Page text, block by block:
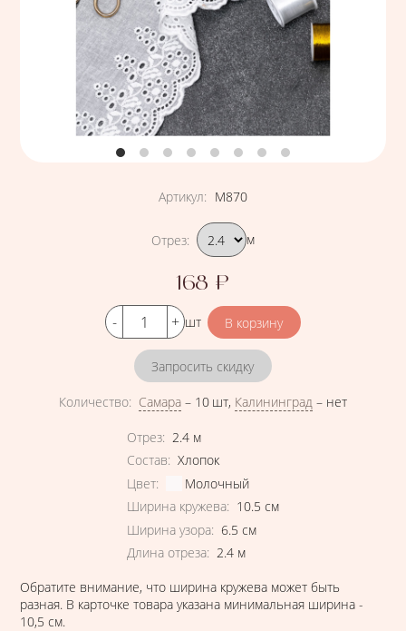
Артикул: М870
Подобрать вариант
Отрез: м
Цена
168 ₽
Кол-во шт
Запросить скидку
Количество: Самара – 10 шт, Калининград – нет
Характеристики
Отрез: 2.4 м
Состав: Хлопок
Цвет:
Молочный
Ширина кружева: 10.5 см
Ширина узора: 6.5 см
Длина отреза: 2.4 м
Обратите внимание, что ширина кружева может быть
разная. В карточке товара указана минимальная ширина -
10,5 см.